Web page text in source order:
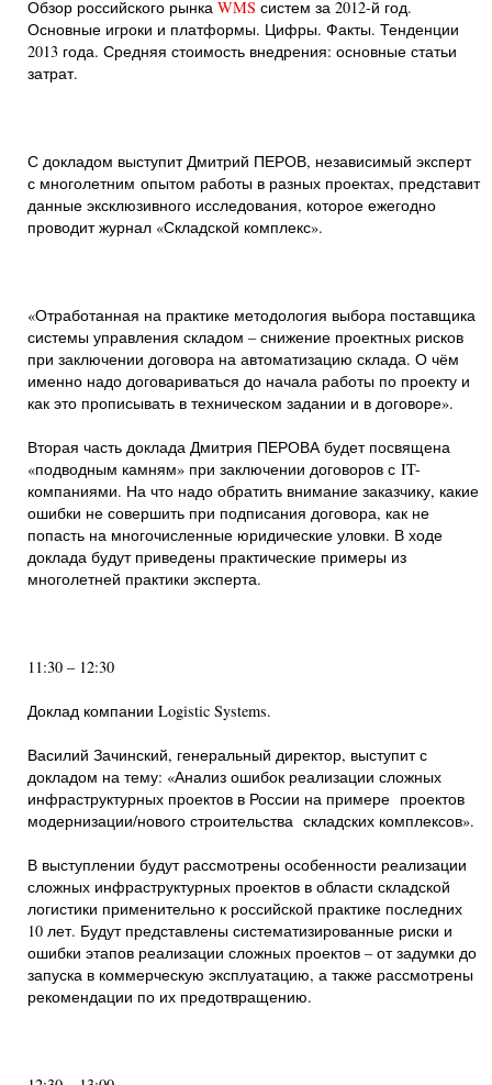
Обзор российского рынка WMS систем за 2012-й год.
Основные игроки и платформы. Цифры. Факты. Тенденции
2013 года. Средняя стоимость внедрения: основные статьи
затрат.
С докладом выступит Дмитрий ПЕРОВ, независимый эксперт
с многолетним опытом работы в разных проектах, представит
данные эксклюзивного исследования, которое ежегодно
проводит журнал «Складской комплекс».
«Отработанная на практике методология выбора поставщика
системы управления складом – снижение проектных рисков
при заключении договора на автоматизацию склада. О чём
именно надо договариваться до начала работы по проекту и
как это прописывать в техническом задании и в договоре».
Вторая часть доклада Дмитрия ПЕРОВА будет посвящена
«подводным камням» при заключении договоров с IT-
компаниями. На что надо обратить внимание заказчику, какие
ошибки не совершить при подписания договора, как не
попасть на многочисленные юридические уловки. В ходе
доклада будут приведены практические примеры из
многолетней практики эксперта.
11:30 – 12:30
Доклад компании Logistic Systems.
Василий Зачинский, генеральный директор, выступит с
докладом на тему: «Анализ ошибок реализации сложных
инфраструктурных проектов в России на примере проектов
модернизации/нового строительства складских комплексов».
В выступлении будут рассмотрены особенности реализации
сложных инфраструктурных проектов в области складской
логистики применительно к российской практике последних
10 лет. Будут представлены систематизированные риски и
ошибки этапов реализации сложных проектов – от задумки до
запуска в коммерческую эксплуатацию, а также рассмотрены
рекомендации по их предотвращению.